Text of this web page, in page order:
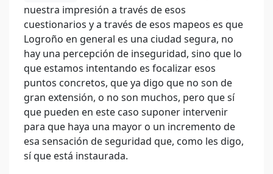
nuestra impresión a través de esos
cuestionarios y a través de esos mapeos es que
Logroño en general es una ciudad segura, no
hay una percepción de inseguridad, sino que lo
que estamos intentando es focalizar esos
puntos concretos, que ya digo que no son de
gran extensión, o no son muchos, pero que sí
que pueden en este caso suponer intervenir
para que haya una mayor o un incremento de
esa sensación de seguridad que, como les digo,
sí que está instaurada.